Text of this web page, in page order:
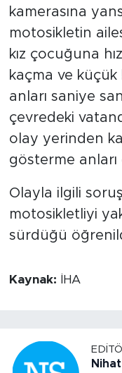
kamerasına
motosikletin
kız çocuğuna
kaçma ve küçük
anları saniye
çevredeki
olay yerinden
gösterme
Olayla ilgili
motosikletliyi
sürdüğü
Kaynak: İHA
Nihat